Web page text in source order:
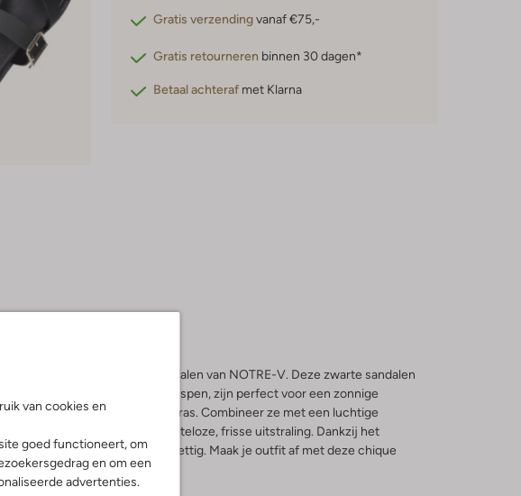
van cookies en
goed functioneert, om
en om een
advertenties.
Gratis verzendingvanaf €75,-
Gratis retourneren binnen 30 dagen*
Betaal achteraf met Klarna
zomer in met de 227226 sandalen van NOTRE-V. Deze zwarte sandalen
met charmante goudkleurige gespen, zijn perfect voor een zonnige
of een relaxte dag op het terras. Combineer ze met een luchtige
linnen broek voor een moeiteloze, frisse uitstraling. Dankzij het
voetbed loop je de hele dag prettig. Maak je outfit af met deze chique
carré neus.